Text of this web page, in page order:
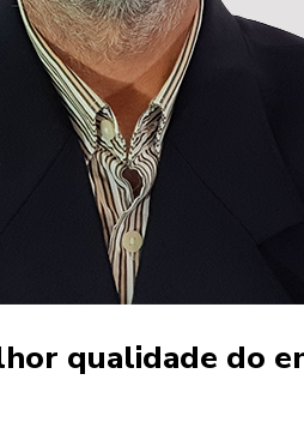
qualidade do